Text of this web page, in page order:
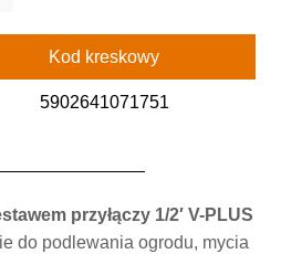
Kod kreskowy
5902641071751
przyłączy 1/2′ V-PLUS
do podlewania ogrodu, mycia